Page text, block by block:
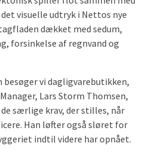
visuelle udtryk i Nettos nye
dækket med sedum,
forsinkelse af regnvand og
vi dagligvarebutikken,
Lars Storm Thomsen,
særlige krav, der stilles, når
Han løfter også sløret for
indtil videre har opnået.